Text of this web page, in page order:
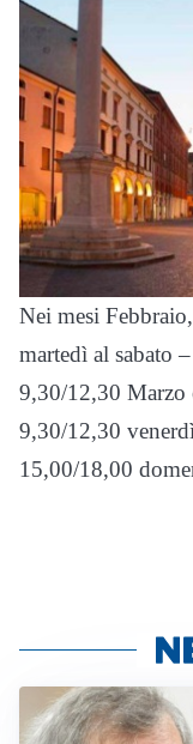
Nei mesi
martedì al sabato
9,30/12,30 Marzo
9,30/12,30
15,00/18,00